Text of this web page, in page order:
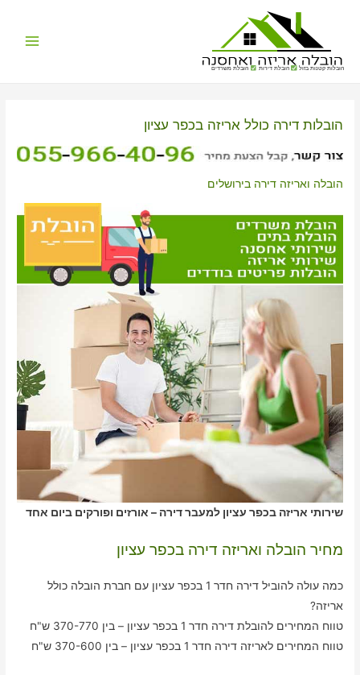
הובלות קטנות בזול הובלת דירות הובלת משרדים
הובלות דירה כולל אריזה בכפר עציון
הובלה ואריזה דירה בירושלים
שירותי אריזה בכפר עציון למעבר דירה – אורזים ופורקים ביום אחד
מחיר הובלה ואריזה דירה בכפר עציון
כמה עולה להוביל דירה חדר 1 בכפר עציון עם חברת הובלה כולל
אריזה?
טווח המחירים להובלת דירה חדר 1 בכפר עציון – בין 370-770 ש"ח
טווח המחירים לאריזה דירה חדר 1 בכפר עציון – בין 370-600 ש"ח